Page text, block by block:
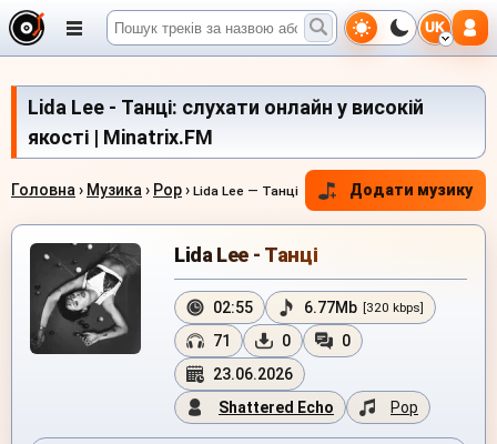
UK
Lida Lee - Танці: слухати онлайн у високій
якості | Minatrix.FM
Головна › Музика › Pop› Lida Lee — Танці Додати музику
Lida Lee - Танці
02:55 6.77Mb [320 kbps]
71 0
0
23.06.2026
Shattered Echo
Pop